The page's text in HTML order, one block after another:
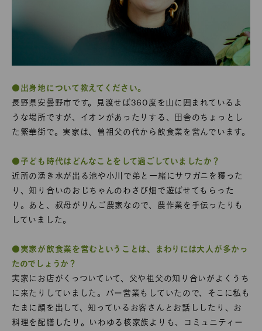
●出身地について教えてください。
長野県安曇野市です。見渡せば360度を山に囲まれているよ
うな場所ですが、イオンがあったりする、田舎のちょっとし
た繁華街で。実家は、曽祖父の代から飲食業を営んでいます。
●子ども時代はどんなことをして過ごしていましたか？
近所の湧き水が出る池や小川で弟と一緒にサワガニを獲った
り、知り合いのおじちゃんのわさび畑で遊ばせてもらった
り。あと、叔母がりんご農家なので、農作業を手伝ったりも
していました。
●実家が飲食業を営むということは、まわりには大人が多かっ
たのでしょうか？
実家にお店がくっついていて、父や祖父の知り合いがよくうち
に来たりしていました。バー営業もしていたので、そこに私も
たまに顔を出して、知っているお客さんとお話ししたり、お
料理を配膳したり。いわゆる核家族よりも、コミュニティー